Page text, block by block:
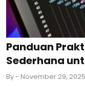
Panduan
Sederhana
By- November 29, 2025